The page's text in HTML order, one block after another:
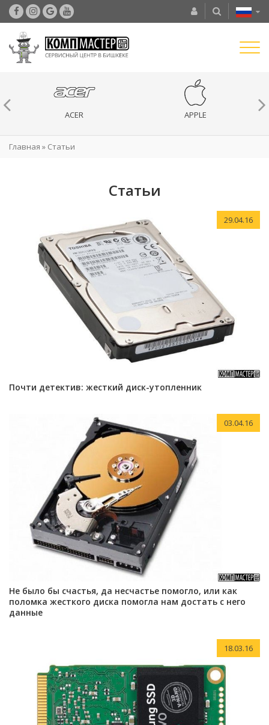
ACER APPLE
Главная » Статьи
Статьи
29.04.16
Почти детектив: жесткий диск-утопленник
03.04.16
Не было бы счастья, да несчастье помогло, или как
поломка жесткого диска помогла нам достать с него
данные
18.03.16